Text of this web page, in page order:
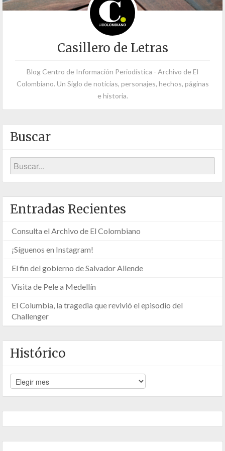
Casillero de Letras
Blog Centro de Información Periodística - Archivo de El
Colombiano. Un Siglo de noticias, personajes, hechos, páginas
e historia.
Buscar
Entradas Recientes
Consulta el Archivo de El Colombiano
¡Síguenos en Instagram!
El fin del gobierno de Salvador Allende
Visita de Pele a Medellín
El Columbia, la tragedia que revivió el episodio del
Challenger
Histórico